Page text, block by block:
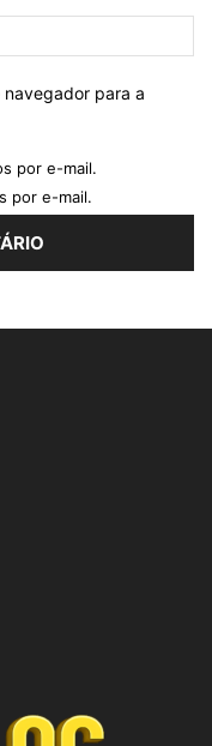
navegador para a
por e-mail.
por e-mail.